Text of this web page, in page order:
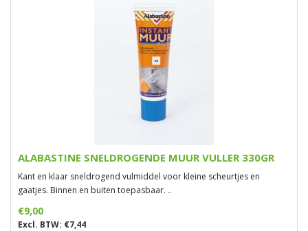
ALABASTINE SNELDROGENDE MUUR VULLER 330GR
Kant en klaar sneldrogend vulmiddel voor kleine scheurtjes en
gaatjes. Binnen en buiten toepasbaar. ..
€9,00
Excl. BTW: €7,44